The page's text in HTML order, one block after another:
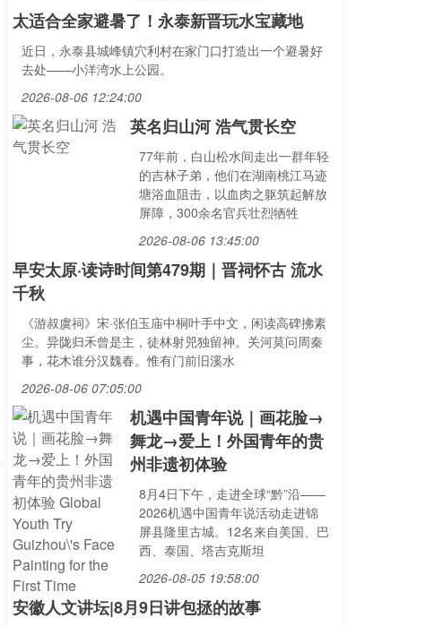
太适合全家避暑了！永泰新晋玩水宝藏地
近日，永泰县城峰镇穴利村在家门口打造出一个避暑好
去处——小洋湾水上公园。
2026-08-06 12:24:00
英名归山河 浩气贯长空
77年前，白山松水间走出一群年轻
的吉林子弟，他们在湖南桃江马迹
塘浴血阻击，以血肉之躯筑起解放
屏障，300余名官兵壮烈牺牲
2026-08-06 13:45:00
早安太原·读诗时间第479期｜晋祠怀古 流水
千秋
《游叔虞祠》宋·张伯玉庙中桐叶手中文，闲读高碑拂素
尘。异陇归禾曾是主，徒林射兕独留神。关河莫问周秦
事，花木谁分汉魏春。惟有门前旧溪水
2026-08-06 07:05:00
机遇中国青年说｜画花脸→
舞龙→爱上！外国青年的贵
州非遗初体验
8月4日下午，走进全球“黔”沿——
2026机遇中国青年说活动走进锦
屏县隆里古城。12名来自美国、巴
西、泰国、塔吉克斯坦
2026-08-05 19:58:00
安徽人文讲坛|8月9日讲包拯的故事